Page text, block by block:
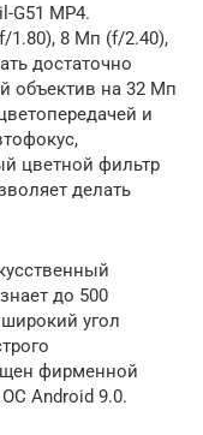
G51 MP4.
8 Мп (f/2.40),
достаточно
объектив на 32 Мп
и
цветной фильтр
делать
до 500
угол
фирменной
Android 9.0.